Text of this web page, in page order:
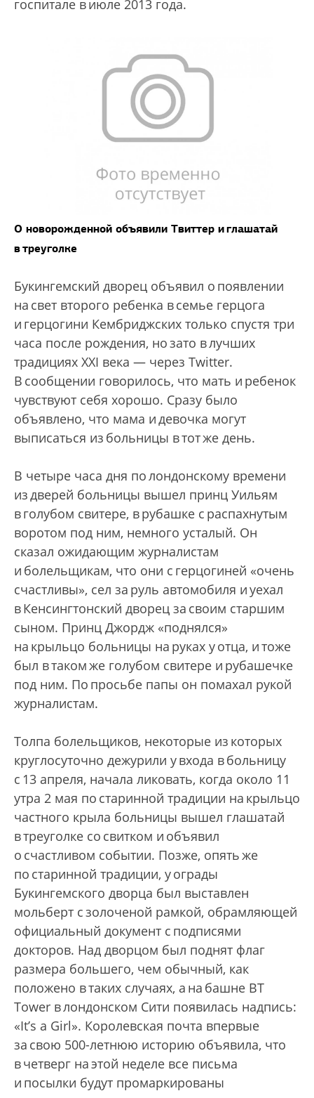
госпитале в июле 2013 года.
О новорожденной объявили Твиттер и глашатай
в треуголке
Букингемский дворец объявил о появлении
на свет второго ребенка в семье герцога
и герцогини Кембриджских только спустя три
часа после рождения, но зато в лучших
традициях XXI века — через Twitter.
В сообщении говорилось, что мать и ребенок
чувствуют себя хорошо. Сразу было
объявлено, что мама и девочка могут
выписаться из больницы в тот же день.
В четыре часа дня по лондонскому времени
из дверей больницы вышел принц Уильям
в голубом свитере, в рубашке с распахнутым
воротом под ним, немного усталый. Он
сказал ожидающим журналистам
и болельщикам, что они с герцогиней «очень
счастливы», сел за руль автомобиля и уехал
в Кенсингтонский дворец за своим старшим
сыном. Принц Джордж «поднялся»
на крыльцо больницы на руках у отца, и тоже
был в таком же голубом свитере и рубашечке
под ним. По просьбе папы он помахал рукой
журналистам.
Толпа болельщиков, некоторые из которых
круглосуточно дежурили у входа в больницу
с 13 апреля, начала ликовать, когда около 11
утра 2 мая по старинной традиции на крыльцо
частного крыла больницы вышел глашатай
в треуголке со свитком и объявил
о счастливом событии. Позже, опять же
по старинной традиции, у ограды
Букингемского дворца был выставлен
мольберт с золоченой рамкой, обрамляющей
официальный документ с подписями
докторов. Над дворцом был поднят флаг
размера большего, чем обычный, как
положено в таких случаях, а на башне BT
Tower в лондонском Сити появилась надпись:
«It’s a Girl». Королевская почта впервые
за свою 500-летнюю историю объявила, что
в четверг на этой неделе все письма
и посылки будут промаркированы